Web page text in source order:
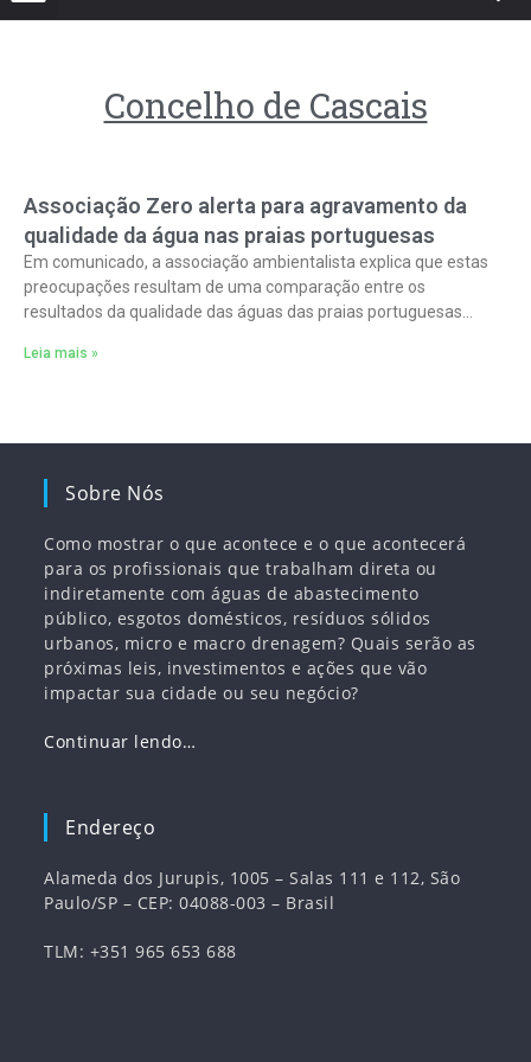
Concelho de Cascais
Associação Zero alerta para agravamento da
qualidade da água nas praias portuguesas
Em comunicado, a associação ambientalista explica que estas
preocupações resultam de uma comparação entre os
resultados da qualidade das águas das praias portuguesas
Leia mais »
Sobre Nós
Como mostrar o que acontece e o que acontecerá
para os profissionais que trabalham direta ou
indiretamente com águas de abastecimento
público, esgotos domésticos, resíduos sólidos
urbanos, micro e macro drenagem? Quais serão as
próximas leis, investimentos e ações que vão
impactar sua cidade ou seu negócio?
Continuar lendo…
Endereço
Alameda dos Jurupis, 1005 – Salas 111 e 112, São
Paulo/SP – CEP: 04088-003 – Brasil
TLM: +351 965 653 688